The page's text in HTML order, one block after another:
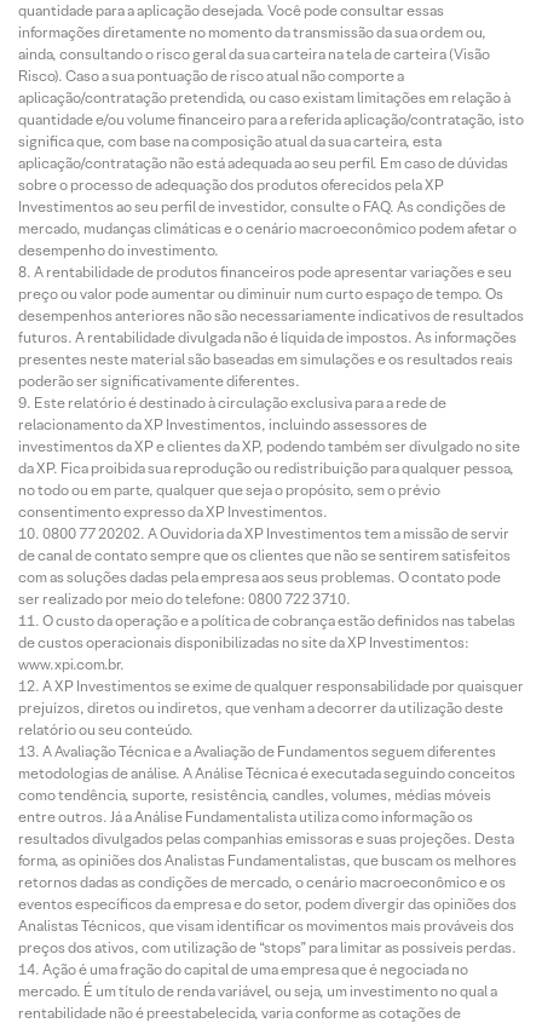
quantidade para a aplicação desejada. Você pode consultar essas
informações diretamente no momento da transmissão da sua ordem ou,
ainda, consultando o risco geral da sua carteira na tela de carteira (Visão
Risco). Caso a sua pontuação de risco atual não comporte a
aplicação/contratação pretendida, ou caso existam limitações em relação à
quantidade e/ou volume financeiro para a referida aplicação/contratação, isto
significa que, com base na composição atual da sua carteira, esta
aplicação/contratação não está adequada ao seu perfil. Em caso de dúvidas
sobre o processo de adequação dos produtos oferecidos pela XP
Investimentos ao seu perfil de investidor, consulte o FAQ. As condições de
mercado, mudanças climáticas e o cenário macroeconômico podem afetar o
desempenho do investimento.
A rentabilidade de produtos financeiros pode apresentar variações e seu
preço ou valor pode aumentar ou diminuir num curto espaço de tempo. Os
desempenhos anteriores não são necessariamente indicativos de resultados
futuros. A rentabilidade divulgada não é líquida de impostos. As informações
presentes neste material são baseadas em simulações e os resultados reais
poderão ser significativamente diferentes.
Este relatório é destinado à circulação exclusiva para a rede de
relacionamento da XP Investimentos, incluindo assessores de
investimentos da XP e clientes da XP, podendo também ser divulgado no site
da XP. Fica proibida sua reprodução ou redistribuição para qualquer pessoa,
no todo ou em parte, qualquer que seja o propósito, sem o prévio
consentimento expresso da XP Investimentos.
0800 77 20202. A Ouvidoria da XP Investimentos tem a missão de servir
de canal de contato sempre que os clientes que não se sentirem satisfeitos
com as soluções dadas pela empresa aos seus problemas. O contato pode
ser realizado por meio do telefone: 0800 722 3710.
O custo da operação e a política de cobrança estão definidos nas tabelas
de custos operacionais disponibilizadas no site da XP Investimentos:
www.xpi.com.br.
A XP Investimentos se exime de qualquer responsabilidade por quaisquer
prejuízos, diretos ou indiretos, que venham a decorrer da utilização deste
relatório ou seu conteúdo.
A Avaliação Técnica e a Avaliação de Fundamentos seguem diferentes
metodologias de análise. A Análise Técnica é executada seguindo conceitos
como tendência, suporte, resistência, candles, volumes, médias móveis
entre outros. Já a Análise Fundamentalista utiliza como informação os
resultados divulgados pelas companhias emissoras e suas projeções. Desta
forma, as opiniões dos Analistas Fundamentalistas, que buscam os melhores
retornos dadas as condições de mercado, o cenário macroeconômico e os
eventos específicos da empresa e do setor, podem divergir das opiniões dos
Analistas Técnicos, que visam identificar os movimentos mais prováveis dos
preços dos ativos, com utilização de “stops” para limitar as possíveis perdas.
Ação é uma fração do capital de uma empresa que é negociada no
mercado. É um título de renda variável, ou seja, um investimento no qual a
rentabilidade não é preestabelecida, varia conforme as cotações de